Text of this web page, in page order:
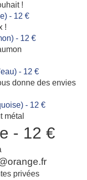
!
!
donne des envies
métal
- 12 €
privées